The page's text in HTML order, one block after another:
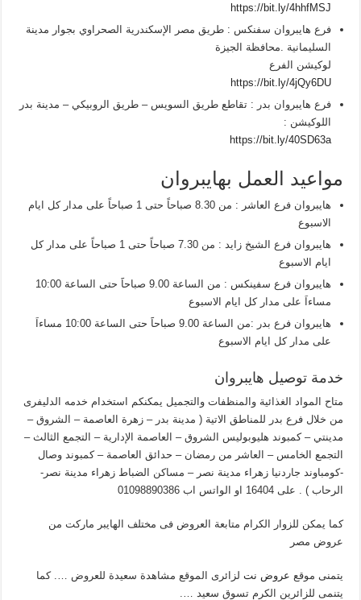
https://bit.ly/4hhfMSJ
فرع هايبروان سفنكس : طريق مصر الإسكندرية الصحراوي بجوار مدينة
السليمانية .محافظة الجيزة
لوكيشن الفرع
https://bit.ly/4jQy6DU
فرع هايبروان بدر : تقاطع طريق السويس – طريق الروبيكي – مدينة بدر
اللوكيشن :
https://bit.ly/40SD63a
مواعيد العمل بهايبروان
هايبروان فرع العاشر : من 8.30 صباحاً حتى 1 صباحاً على مدار كل ايام
الاسبوع
هايبروان فرع الشيخ زايد : من 7.30 صباحاً حتى 1 صباحاً على مدار كل
ايام الاسبوع
هايبروان فرع سفينكس : من الساعة 9.00 صباحاََ حتى الساعة 10:00
مساءاَ على مدار كل ايام الاسبوع
هايبروان فرع بدر :من الساعة 9.00 صباحاََ حتى الساعة 10:00 مساءاَ
على مدار كل ايام الاسبوع
خدمة توصيل هايبروان
متاح المواد الغذائية والمنظفات والتجميل يمكنكم استخدام خدمه الدليفرى
من خلال فرع بدر للمناطق الاتية ( مدينة بدر – زهرة العاصمة – الشروق –
مدينتي – كمبوند هليوبوليس الشروق – العاصمة الإدارية – التجمع الثالث –
التجمع الخامس – العاشر من رمضان – حدائق العاصمة – كمبوند وصال
-كومباوند جاردنيا زهراء مدينة نصر – مساكن الضباط زهراء مدينة نصر-
الرحاب ) . على 16404 او الواتس اب 01098890386
كما يمكن للزوار الكرام متابعة العروض فى مختلف الهايبر ماركت من
عروض مصر
يتمنى موقع عروض نتلزائرى الموقع مشاهدة سعيدة للعروض …. كما
يتنمى للزائرين الكرم تسوق سعيد ….